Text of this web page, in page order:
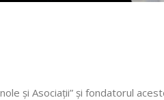
și Asociații” și fondatorul